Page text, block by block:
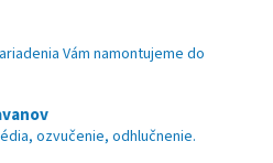
Vám namontujeme do
ozvučenie, odhlučnenie.